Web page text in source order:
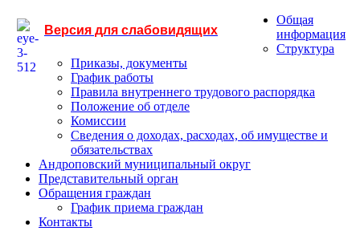
Версия для слабовидящих
Общая
информация
Структура
Приказы, документы
График работы
Правила внутреннего трудового распорядка
Положение об отделе
Комиссии
Сведения о доходах, расходах, об имуществе и
обязательствах
Андроповский муниципальный округ
Представительный орган
Обращения граждан
График приема граждан
Контакты